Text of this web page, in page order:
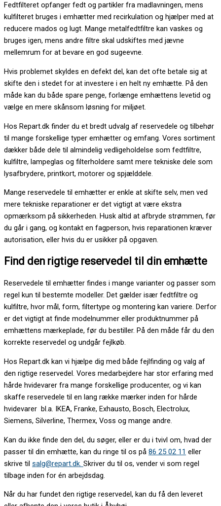
Fedtfilteret opfanger fedt og partikler fra madlavningen, mens
kulfilteret bruges i emhætter med recirkulation og hjælper med at
reducere mados og lugt. Mange metalfedtfiltre kan vaskes og
bruges igen, mens andre filtre skal udskiftes med jævne
mellemrum for at bevare en god sugeevne.
Hvis problemet skyldes en defekt del, kan det ofte betale sig at
skifte den i stedet for at investere i en helt ny emhætte. På den
måde kan du både spare penge, forlænge emhættens levetid og
vælge en mere skånsom løsning for miljøet.
Hos Repart.dk finder du et bredt udvalg af reservedele og tilbehør
til mange forskellige typer emhætter og emfang. Vores sortiment
dækker både dele til almindelig vedligeholdelse som fedtfiltre,
kulfiltre, lampeglas og filterholdere samt mere tekniske dele som
lysafbrydere, printkort, motorer og spjælddele.
Mange reservedele til emhætter er enkle at skifte selv, men ved
mere tekniske reparationer er det vigtigt at være ekstra
opmærksom på sikkerheden. Husk altid at afbryde strømmen, før
du går i gang, og kontakt en fagperson, hvis reparationen kræver
autorisation, eller hvis du er usikker på opgaven.
Find den rigtige reservedel til din emhætte
Reservedele til emhætter findes i mange varianter og passer som
regel kun til bestemte modeller. Det gælder især fedtfiltre og
kulfiltre, hvor mål, form, filtertype og montering kan variere. Derfor
er det vigtigt at finde modelnummer eller produktnummer på
emhættens mærkeplade, før du bestiller. På den måde får du den
korrekte reservedel og undgår fejlkøb.
Hos Repart.dk kan vi hjælpe dig med både fejlfinding og valg af
den rigtige reservedel. Vores medarbejdere har stor erfaring med
hårde hvidevarer fra mange forskellige producenter, og vi kan
skaffe reservedele til en lang række mærker inden for hårde
hvidevarer bl.a. IKEA, Franke, Exhausto, Bosch, Electrolux,
Siemens, Silverline, Thermex, Voss og mange andre.
Kan du ikke finde den del, du søger, eller er du i tvivl om, hvad der
passer til din emhætte, kan du ringe til os på 86 25 02 11 eller
skrive til salg@repart.dk. Skriver du til os, vender vi som regel
tilbage inden for én arbejdsdag.
Når du har fundet den rigtige reservedel, kan du få den leveret